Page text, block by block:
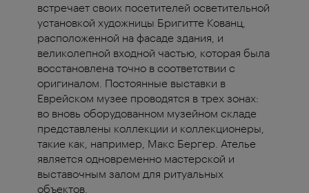
встречает своих посетителей осветительной
установкой художницы Бригитте Кованц,
расположенной на фасаде здания, и
великолепной входной частью, которая была
восстановлена точно в соответствии с
оригиналом. Постоянные выставки в
Еврейском музее проводятся в трех зонах:
во вновь оборудованном музейном складе
представлены коллекции и коллекционеры,
такие как, например, Макс Бергер. Ателье
является одновременно мастерской и
выставочным залом для ритуальных
объектов.